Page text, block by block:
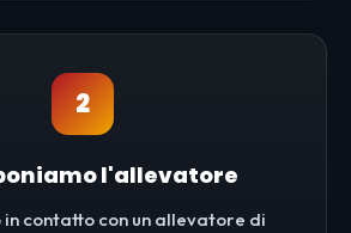
2
l'allevatore
contatto con un allevatore di